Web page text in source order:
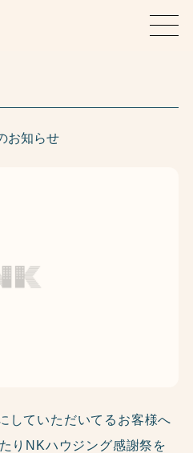
お知らせ
していただいてるお客様へ
りNKハウジング感謝祭を